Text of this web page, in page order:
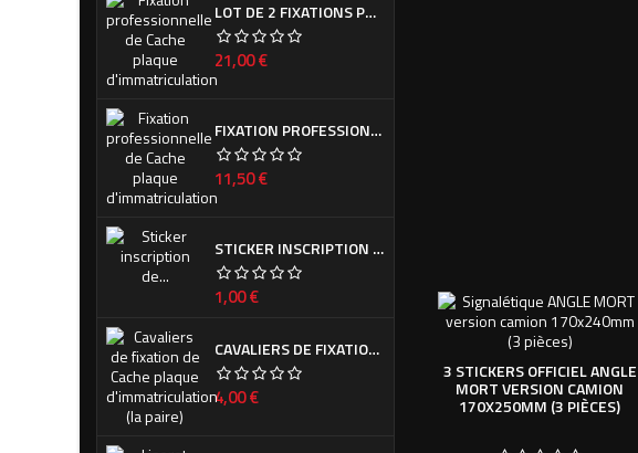
LOT DE 2 FIXATIONS PROFESSIONNELLES DE CACHE PLAQUE D'IMMATRICULATION
Prix
21,00 €
FIXATION PROFESSIONNELLE DE CACHE PLAQUE D'IMMATRICULATION
Prix
11,50 €
STICKER INSCRIPTION DE CALANDRE PEUGEOT POUR 308 PHASE I ET II
Prix
1,00 €
CAVALIERS DE FIXATION DE CACHE PLAQUE D'IMMATRICULATION (LA PAIRE)
Prix
4,00 €
3 STICKERS OFFICIEL ANGLE
MORT VERSION CAMION
170X250MM (3 PIÈCES)